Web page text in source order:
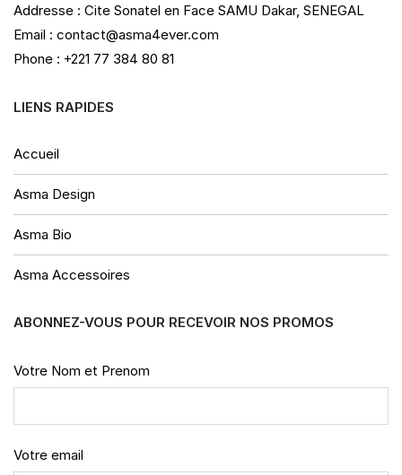
Addresse : Cite Sonatel en Face SAMU Dakar, SENEGAL
Email : contact@asma4ever.com
Phone : +221 77 384 80 81
LIENS RAPIDES
Accueil
Asma Design
Asma Bio
Asma Accessoires
ABONNEZ-VOUS POUR RECEVOIR NOS PROMOS
Votre Nom et Prenom
Votre email